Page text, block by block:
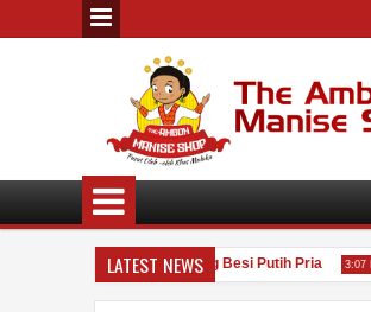
LATEST NEWS
3:24 PM Gelang Besi Putih Pria 3:07